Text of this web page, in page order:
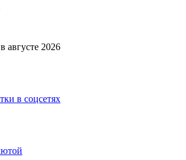
августе 2026
в соцсетях